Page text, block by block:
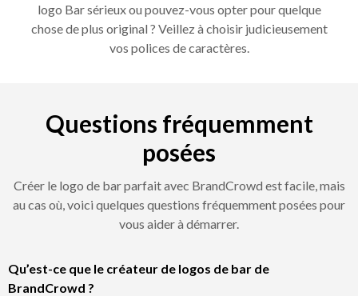
logo Bar sérieux ou pouvez-vous opter pour quelque
chose de plus original ? Veillez à choisir judicieusement
vos polices de caractères.
Questions fréquemment
posées
Créer le logo de bar parfait avec BrandCrowd est facile, mais
au cas où, voici quelques questions fréquemment posées pour
vous aider à démarrer.
Qu’est-ce que le créateur de logos de bar de
BrandCrowd ?